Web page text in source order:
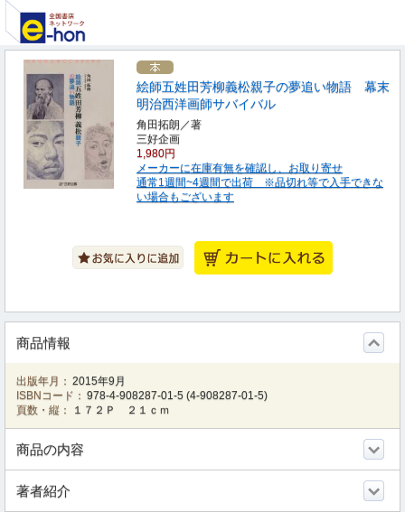
絵師五姓田芳柳義松親子の夢追い物語 幕末
明治西洋画師サバイバル
角田拓朗／著
三好企画
1,980円
メーカーに在庫有無を確認し、お取り寄せ
通常1週間~4週間で出荷 ※品切れ等で入手できな
い場合もございます
商品情報
出版年月： 2015年9月
ISBNコード： 978-4-908287-01-5 (4-908287-01-5)
頁数・縦：
１７２Ｐ ２１ｃｍ
商品の内容
著者紹介